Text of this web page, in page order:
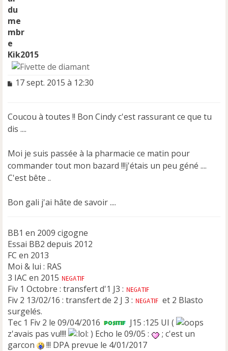
Kik2015
M
a
g
n
o
n
l
17 sept. 2015 à 12:30
Coucou à toutes !! Bon Cindy c'est rassurant ce que tu
dis ....
Moi je suis passée à la pharmacie ce matin pour
commander tout mon bazard !!!j'étais un peu géné ....
C'est bête ..
Bon gali j'ai hâte de savoir ....
BB1 en 2009 cigogne
Essai BB2 depuis 2012
FC en 2013
Moi & lui : RAS
3 IAC en 2015
Fiv 1 Octobre : transfert d'1 J3 :
Fiv 2 13/02/16 : transfert de 2 J 3 :
et 2 Blasto
surgelés.
Tec 1 Fiv 2 le 09/04/2016
J15 :125 UI (
z'avais pas vu!!!!
) Echo le 09/05 :
; c'est un
garcon
!!! DPA prevue le 4/01/2017